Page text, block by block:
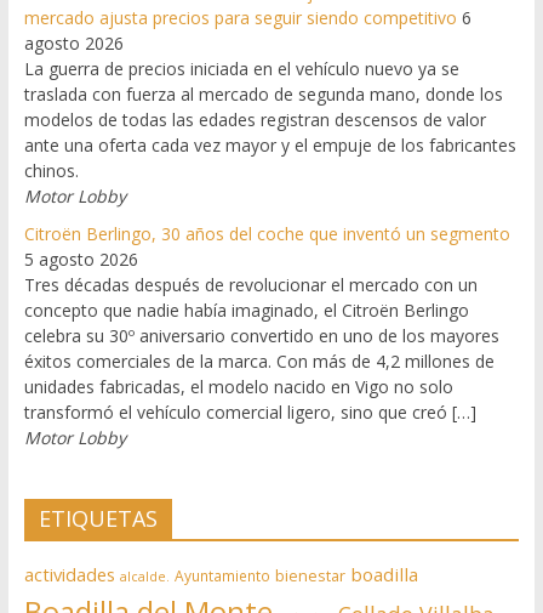
mercado ajusta precios para seguir siendo competitivo 6
agosto 2026
La guerra de precios iniciada en el vehículo nuevo ya se
traslada con fuerza al mercado de segunda mano, donde los
modelos de todas las edades registran descensos de valor
ante una oferta cada vez mayor y el empuje de los fabricantes
chinos.
Motor Lobby
Citroën Berlingo, 30 años del coche que inventó un segmento
5 agosto 2026
Tres décadas después de revolucionar el mercado con un
concepto que nadie había imaginado, el Citroën Berlingo
celebra su 30º aniversario convertido en uno de los mayores
éxitos comerciales de la marca. Con más de 4,2 millones de
unidades fabricadas, el modelo nacido en Vigo no solo
transformó el vehículo comercial ligero, sino que creó […]
Motor Lobby
ETIQUETAS
actividades alcalde. Ayuntamiento bienestar boadilla